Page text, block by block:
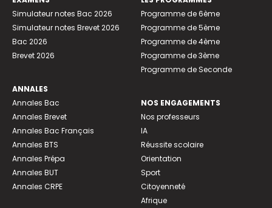
Simulateur notes Bac 2026
Simulateur notes Brevet 2026
Bac 2026
Brevet 2026
ANNALES
Annales Bac
Annales Brevet
Annales Bac Français
Annales BTS
Annales Prépa
Annales BUT
Annales CRPE
Programme de 6ème
Programme de 5ème
Programme de 4ème
Programme de 3ème
Programme de Seconde
NOS ENGAGEMENTS
Nos professeurs
IA
Réussite scolaire
Orientation
Sport
Citoyenneté
Afrique